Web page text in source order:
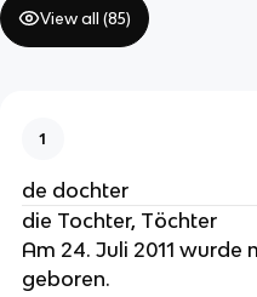
View all (85)
1
de dochter
die Tochter, Töchter
Am 24. Juli 2011 wurde
geboren.